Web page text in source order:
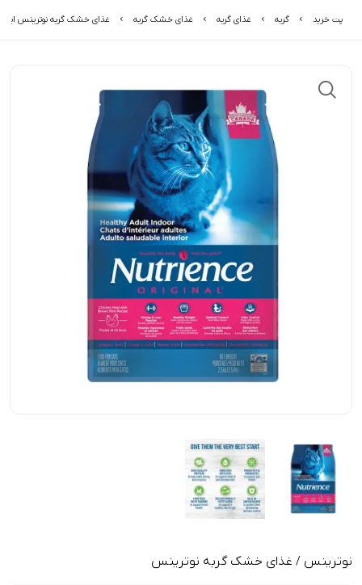
پت خرید گربه غذای گربه غذای خشک گربه غذای خشک گربه نوترینس
نوترینس / غذای خشک گربه نوترینس